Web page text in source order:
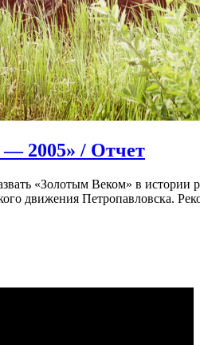
2005» / Отчет
«Золотым Веком» в истории
движения Петропавловска.